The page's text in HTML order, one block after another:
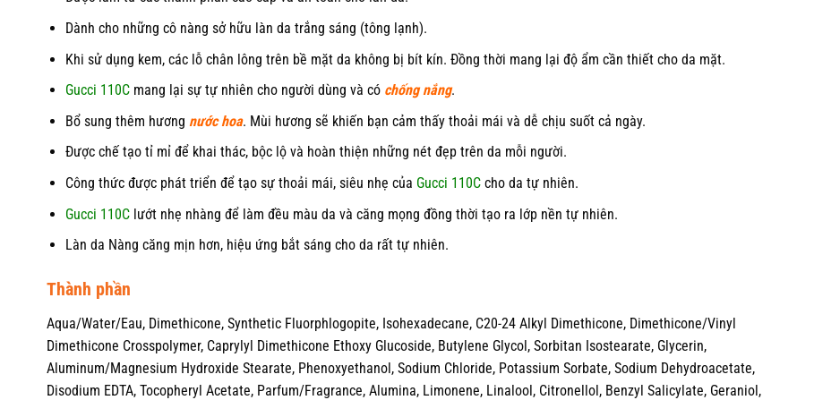
Dành cho những cô nàng sở hữu làn da trắng sáng (tông lạnh).
Khi sử dụng kem, các lỗ chân lông trên bề mặt da không bị bít kín. Đồng thời mang lại độ ẩm cần thiết cho da mặt.
Gucci 110Cmang lại sự tự nhiên cho người dùng và có chống nắng.
Bổ sung thêm hương nước hoa. Mùi hương sẽ khiến bạn cảm thấy thoải mái và dễ chịu suốt cả ngày.
Được chế tạo tỉ mỉ để khai thác, bộc lộ và hoàn thiện những nét đẹp trên da mỗi người.
Công thức được phát triển để tạo sự thoải mái, siêu nhẹ của Gucci 110Ccho da tự nhiên.
Gucci 110Clướt nhẹ nhàng để làm đều màu da và căng mọng đồng thời tạo ra lớp nền tự nhiên.
Làn da Nàng căng mịn hơn, hiệu ứng bắt sáng cho da rất tự nhiên.
Thành phần
Aqua/Water/Eau, Dimethicone, Synthetic Fluorphlogopite, Isohexadecane, C20-24 Alkyl Dimethicone, Dimethicone/Vinyl
Dimethicone Crosspolymer, Caprylyl Dimethicone Ethoxy Glucoside, Butylene Glycol, Sorbitan Isostearate, Glycerin,
Aluminum/Magnesium Hydroxide Stearate, Phenoxyethanol, Sodium Chloride, Potassium Sorbate, Sodium Dehydroacetate,
Disodium EDTA, Tocopheryl Acetate, Parfum/Fragrance, Alumina, Limonene, Linalool, Citronellol, Benzyl Salicylate, Geraniol,